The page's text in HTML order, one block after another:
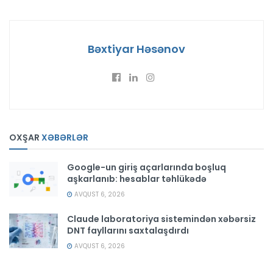
Bəxtiyar Həsənov
OXŞAR XƏBƏRLƏR
Google-un giriş açarlarında boşluq
aşkarlanıb: hesablar təhlükədə
AVQUST 6, 2026
Claude laboratoriya sistemindən xəbərsiz
DNT fayllarını saxtalaşdırdı
AVQUST 6, 2026